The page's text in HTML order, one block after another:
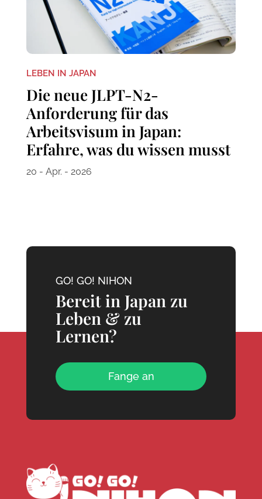
LEBEN IN JAPAN
Die neue JLPT-N2-
Anforderung für das
Arbeitsvisum in Japan:
Erfahre, was du wissen musst
20 - Apr. - 2026
GO! GO! NIHON
Bereit in Japan zu
Leben & zu
Lernen?
Fange an